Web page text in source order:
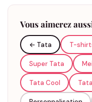
Un cadeau
Offrir un pull
qu'un simple cadeau.
loin des présents
chocolats. Un pull
prénom devient un
avec fierté. Cette
Vous aimerez
← Tata T-
Super Tata
Tata Cool